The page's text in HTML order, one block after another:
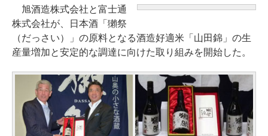
旭酒造株式会社と富士通
株式会社が、日本酒「獺祭
（だっさい）」の原料となる酒造好適米「山田錦」の生
産量増加と安定的な調達に向けた取り組みを開始した。